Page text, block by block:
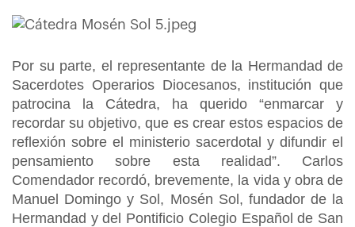
Por su parte, el representante de la Hermandad de
Sacerdotes Operarios Diocesanos, institución que
patrocina la Cátedra, ha querido “enmarcar y
recordar su objetivo, que es crear estos espacios de
reflexión sobre el ministerio sacerdotal y difundir el
pensamiento sobre esta realidad”. Carlos
Comendador recordó, brevemente, la vida y obra de
Manuel Domingo y Sol, Mosén Sol, fundador de la
Hermandad y del Pontificio Colegio Español de San